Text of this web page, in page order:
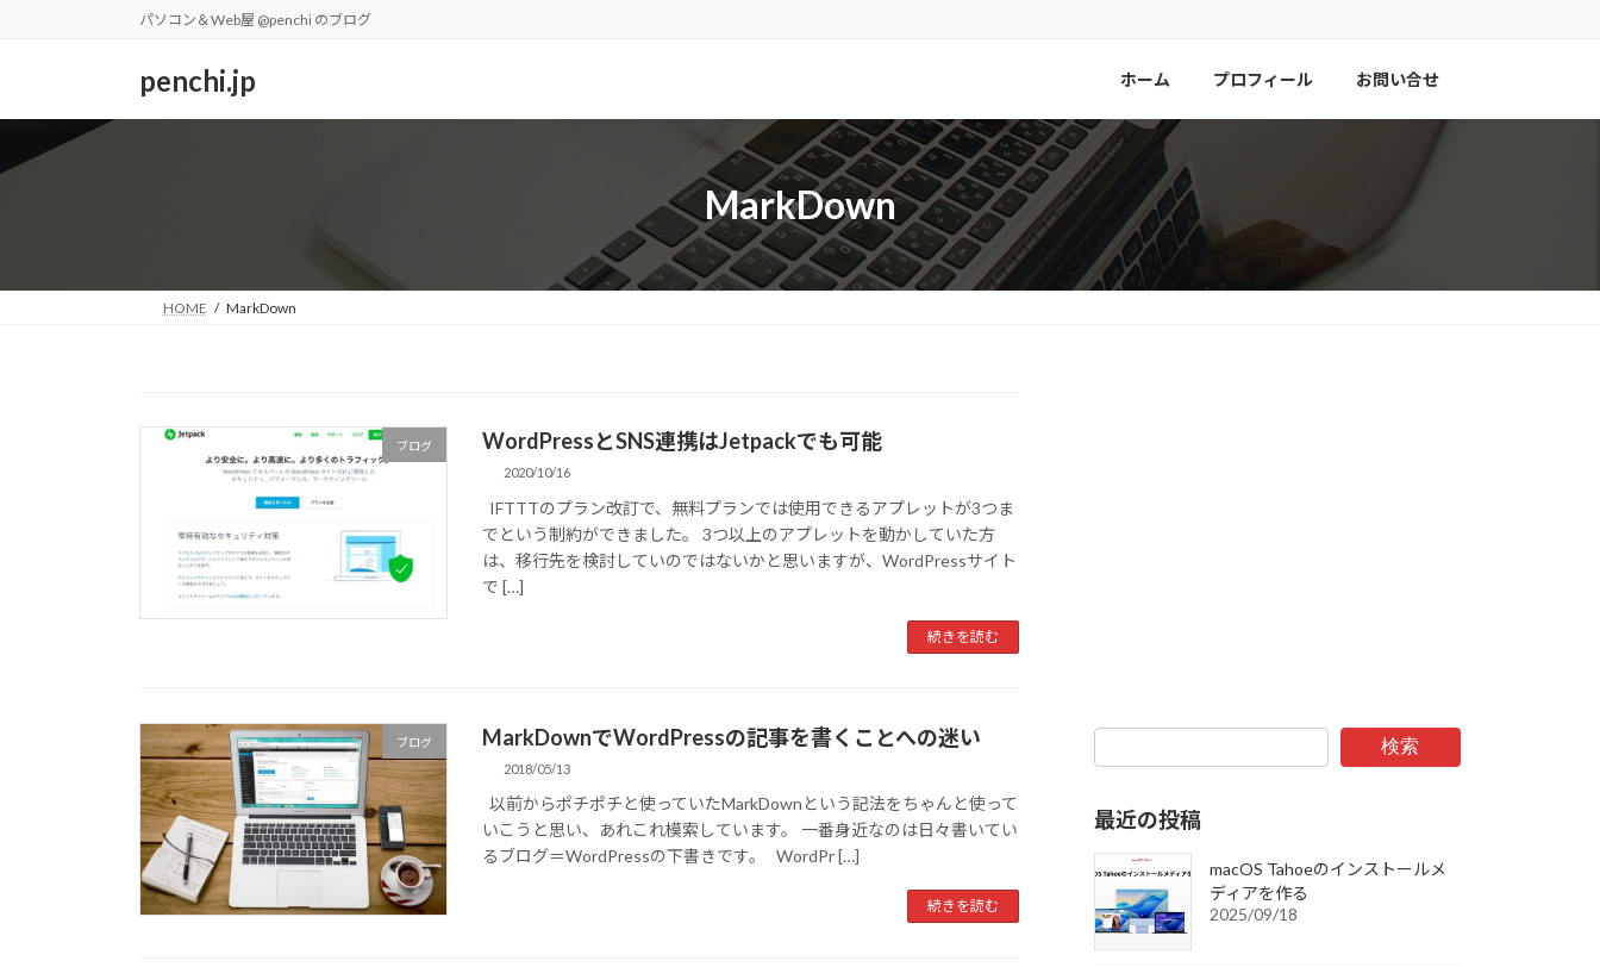
パソコン＆Web屋 @penchi のブログ
penchi.jp ホーム プロフィール お問い合せ
MarkDown
HOME MarkDown
ブログ WordPressとSNS連携はJetpackでも可能
2020/10/16
IFTTTのプラン改訂で、無料プランでは使用できるアプレットが3つま
でという制約ができました。 3つ以上のアプレットを動かしていた方
は、移行先を検討していのではないかと思いますが、WordPressサイト
で […]
続きを読む
ブログ MarkDownでWordPressの記事を書くことへの迷い
2018/05/13
以前からポチポチと使っていたMarkDownという記法をちゃんと使って
いこうと思い、あれこれ模索しています。 一番身近なのは日々書いてい
るブログ＝WordPressの下書きです。 WordPr […]
続きを読む
検索
最近の投稿
macOS Tahoeのインストールメ
ディアを作る
2025/09/18